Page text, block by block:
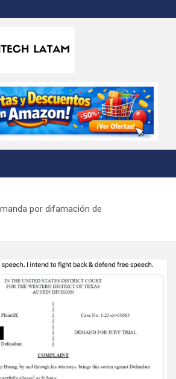
Latam
por difamación de